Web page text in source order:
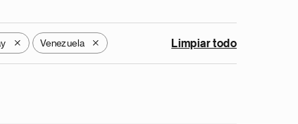
X Venezuela X Limpiar todo